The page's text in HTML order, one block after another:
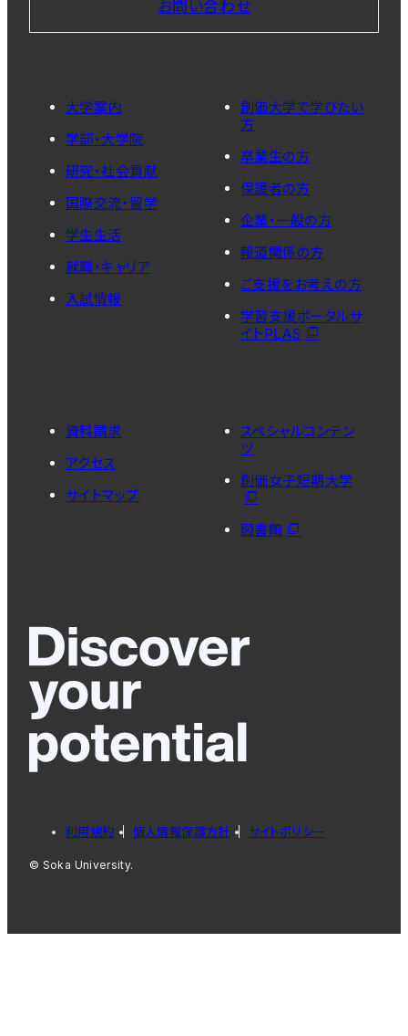
お問い合わせ
大学案内
学部・大学院
研究・社会貢献
国際交流・留学
学生生活
就職・キャリア
入試情報
創価大学で学びたい
方
卒業生の方
保護者の方
企業・一般の方
報道関係の方
ご支援をお考えの方
学習支援ポータルサ
イトPLAS
資料請求
アクセス
サイトマップ
スペシャルコンテン
ツ
創価女子短期大学
図書館
利用規約 個人情報保護方針 サイトポリシー
© Soka University.